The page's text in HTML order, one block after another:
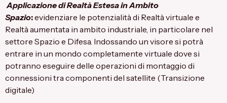
Applicazione di Realtà Estesa in Ambito
Spazio:evidenziare le potenzialità di Realtà virtuale e
Realtà aumentata in ambito industriale, in particolare nel
settore Spazio e Difesa. Indossando un visore si potrà
entrare in un mondo completamente virtuale dove si
potranno eseguire delle operazioni di montaggio di
connessioni tra componenti del satellite (Transizione
digitale)